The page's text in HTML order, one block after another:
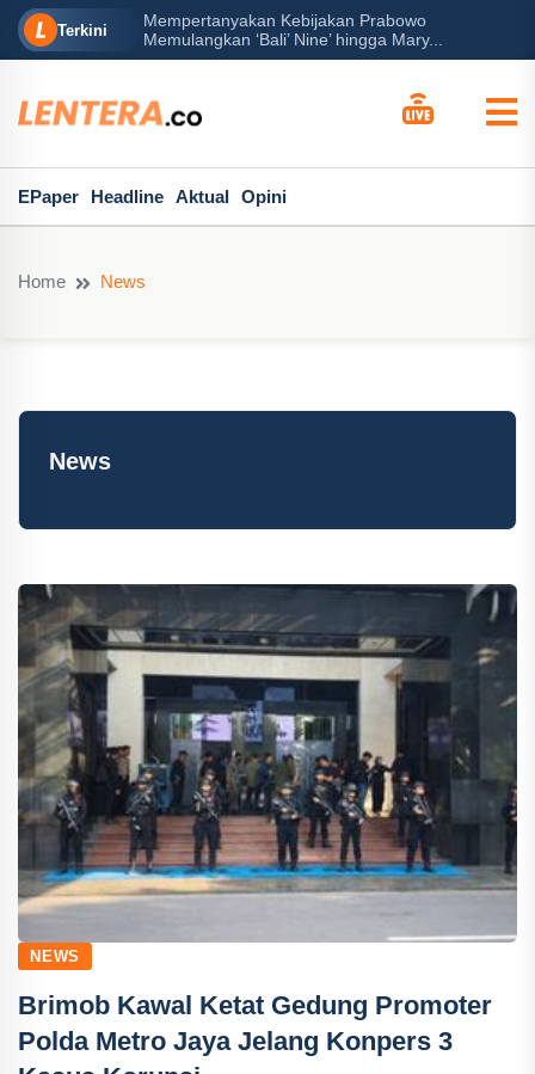
Terkini
Mary...
Peran Besar Tuhan…
EPaper Headline Aktual Opini
Home News
News
NEWS
Brimob Kawal Ketat Gedung Promoter
Polda Metro Jaya Jelang Konpers 3